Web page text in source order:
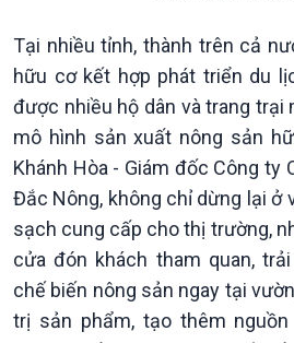
Kinh tế
Tin Kinh tế
Trước giờ mở cửa
Dòng chảy Kinh tế
Sức sống hàng Việt
Khởi nghiệp
Tuyên chiến với gian lận
thương mại
Tin
đảo
đảo
Nam
Tại nhiều tỉnh, thành trên cả
hữu cơ kết hợp phát triển du
được nhiều hộ dân và trang trại
mô hình sản xuất nông sản
Khánh Hòa - Giám đốc Công ty
Đắc Nông, không chỉ dừng lại ở
sạch cung cấp cho thị trường,
cửa đón khách tham quan,
chế biến nông sản ngay tại
trị sản phẩm, tạo thêm